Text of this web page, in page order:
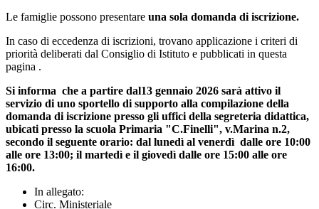
Le famiglie possono presentare una sola domanda di iscrizione.
In caso di eccedenza di iscrizioni, trovano applicazione i criteri di
priorità deliberati dal Consiglio di Istituto e pubblicati in questa
pagina .
Si informa che a partire dal13 gennaio 2026 sarà attivo il
servizio di uno sportello di supporto alla compilazione della
domanda di iscrizione presso gli uffici della segreteria didattica,
ubicati presso la scuola Primaria "C.Finelli", v.Marina n.2,
secondo il seguente orario: dal lunedì al venerdì dalle ore 10:00
alle ore 13:00; il martedì e il giovedì dalle ore 15:00 alle ore
16:00.
In allegato:
Circ. Ministeriale